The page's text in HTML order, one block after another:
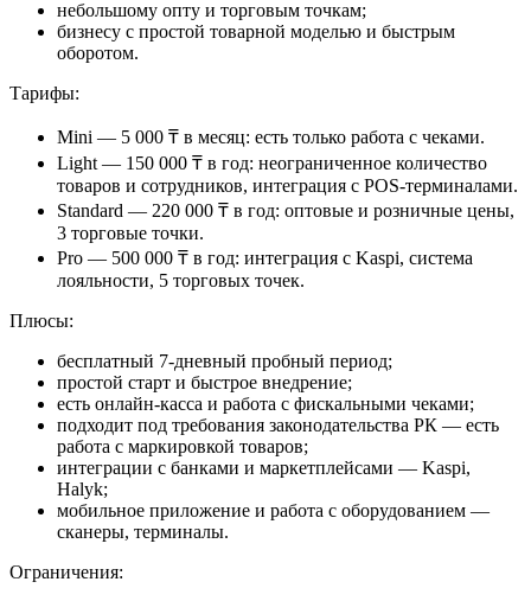
небольшому опту и торговым точкам;
бизнесу с простой товарной моделью и быстрым
оборотом.
Тарифы:
Mini — 5 000 ₸ в месяц: есть только работа с чеками.
Light — 150 000 ₸ в год: неограниченное количество
товаров и сотрудников, интеграция с POS-терминалами.
Standard — 220 000 ₸ в год: оптовые и розничные цены,
3 торговые точки.
Pro — 500 000 ₸ в год: интеграция с Kaspi, система
лояльности, 5 торговых точек.
Плюсы:
бесплатный 7-дневный пробный период;
простой старт и быстрое внедрение;
есть онлайн-касса и работа с фискальными чеками;
подходит под требования законодательства РК — есть
работа с маркировкой товаров;
интеграции с банками и маркетплейсами — Kaspi,
Halyk;
мобильное приложение и работа с оборудованием —
сканеры, терминалы.
Ограничения: